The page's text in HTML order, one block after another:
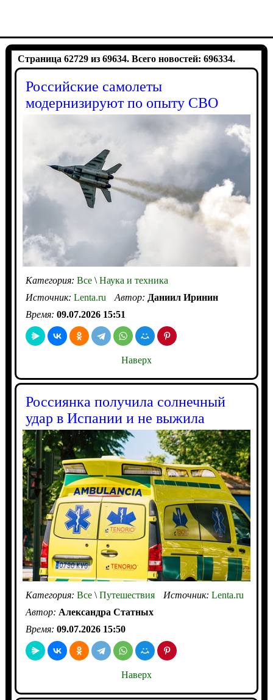
Страница 62729 из 69634. Всего новостей: 696334.
Российские самолеты
модернизируют по опыту СВО
Категория: Все\Наука и техника
Источник: Lenta.ru Автор: Даниил Иринин
Время: 09.07.2026 15:51
Наверх
Россиянка получила солнечный
удар в Испании и не выжила
Категория: Все\Путешествия Источник: Lenta.ru
Автор: Александра Статных
Время: 09.07.2026 15:50
Наверх